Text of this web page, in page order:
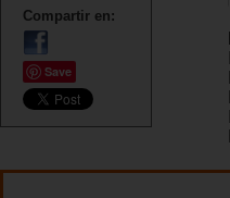
Compartir en:
Save